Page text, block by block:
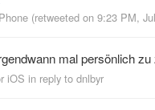
(retweeted on 9:23 PM,
mal persönlich
iΟS in reply to dnlbyr